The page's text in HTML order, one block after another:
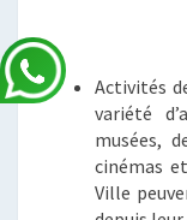
Activités
variété
musées,
cinémas
Ville